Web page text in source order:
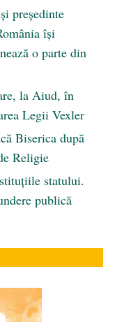
președinte
își
o parte din
la Aiud, în
Legii Vexler
Biserica după
Religie
statului.
publică